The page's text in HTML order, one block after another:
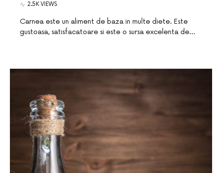
2.5K VIEWS
Carnea este un aliment de baza in multe diete. Este
gustoasa, satisfacatoare si este o sursa excelenta de…